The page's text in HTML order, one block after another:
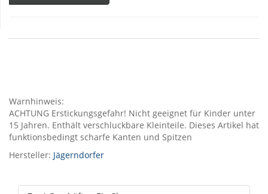
Warnhinweis:
ACHTUNG Erstickungsgefahr! Nicht geeignet für Kinder unter
15 Jahren. Enthält verschluckbare Kleinteile. Dieses Artikel hat
funktionsbedingt scharfe Kanten und Spitzen
Hersteller: Jägerndorfer